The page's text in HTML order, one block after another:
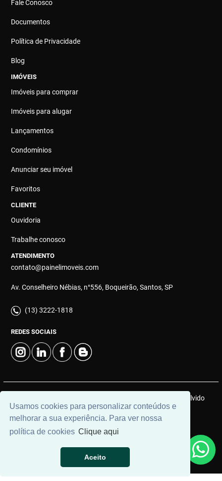
Usamos cookies para personalizar conteúdos e
melhorar a sua experiência. Para ver nossa
política de cookies Clique aqui
Aceito
Fale Conosco
Documentos
Política de Privacidade
Blog
IMÓVEIS
Imóveis para comprar
Imóveis para alugar
Lançamentos
Condomínios
Anunciar seu imóvel
Favoritos
CLIENTE
Ouvidoria
Trabalhe conosco
ATENDIMENTO
contato@painelimoveis.com
Av. Conselheiro Nébias, n°556, Boqueirão, Santos, SP
(13) 3222-1818
REDES SOCIAIS
© 2026 | Painel Connect Imóveis | CRECI: 12910-J | Desenvolvido
porUniversal Software.